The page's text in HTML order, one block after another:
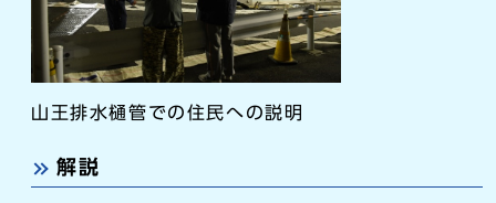
山王排水樋管での住民への説明
解説